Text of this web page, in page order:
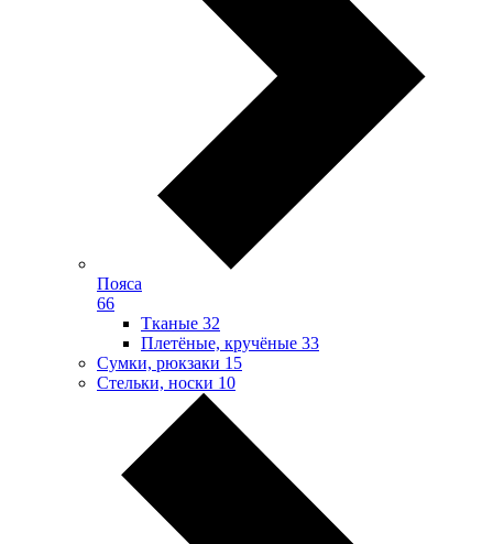
Пояса
66
Тканые 32
Плетёные, кручёные 33
Сумки, рюкзаки 15
Стельки, носки 10